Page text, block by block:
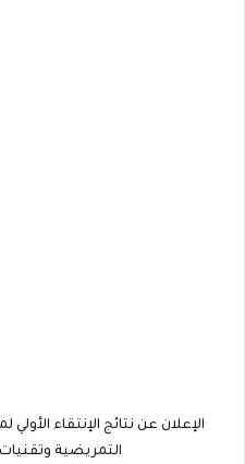
الإعلان عن نتائج الإنتقاء
التمريضية وتقنيات